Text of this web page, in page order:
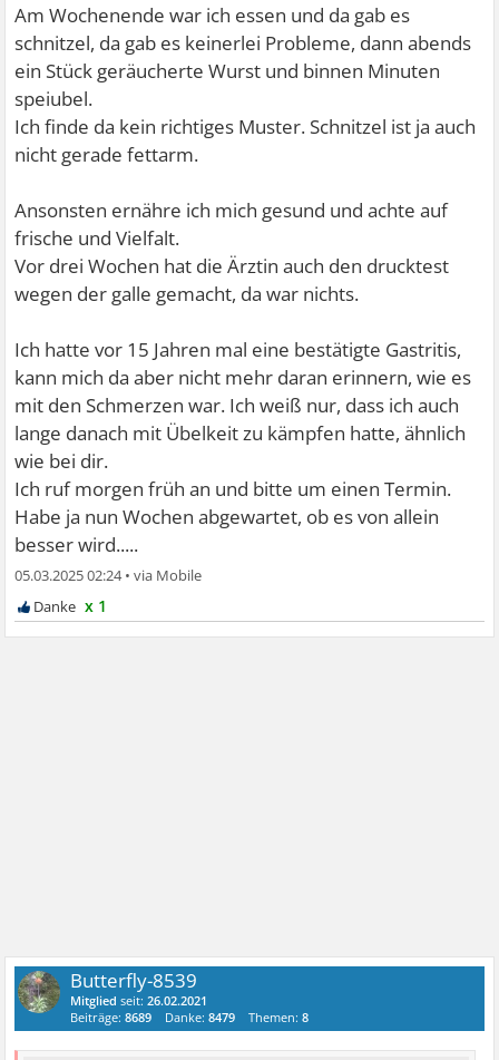
Am Wochenende war ich essen und da gab es
schnitzel, da gab es keinerlei Probleme, dann abends
ein Stück geräucherte Wurst und binnen Minuten
speiubel.
Ich finde da kein richtiges Muster. Schnitzel ist ja auch
nicht gerade fettarm.
Ansonsten ernähre ich mich gesund und achte auf
frische und Vielfalt.
Vor drei Wochen hat die Ärztin auch den drucktest
wegen der galle gemacht, da war nichts.
Ich hatte vor 15 Jahren mal eine bestätigte Gastritis,
kann mich da aber nicht mehr daran erinnern, wie es
mit den Schmerzen war. Ich weiß nur, dass ich auch
lange danach mit Übelkeit zu kämpfen hatte, ähnlich
wie bei dir.
Ich ruf morgen früh an und bitte um einen Termin.
Habe ja nun Wochen abgewartet, ob es von allein
besser wird.....
05.03.2025 02:24•
x 1
Butterfly-8539
Mitglied seit:26.02.2021
Beiträge:8689 Danke:8479 Themen:8